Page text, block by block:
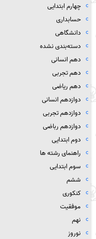
چهارم ابتدایی
حسابداری
دانشگاهی
دسته‌بندی نشده
دهم انسانی
دهم تجربی
دهم ریاضی
دوازدهم انسانی
دوازدهم تجربی
دوازدهم رباضی
دوم ابتدایی
راهنمای رشته ها
سوم ابتدایی
ششم
کنکوری
موفقیت
نهم
نوروز